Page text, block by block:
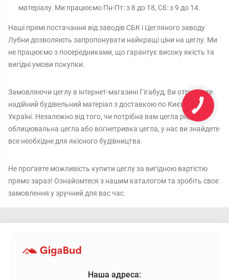
матеріалу. Ми працюємо Пн-Пт: з 8 до 18, Сб: з 9 до 14.
Наші прямі постачання від заводів СБК і Цегляного заводу
Лубни дозволяють запропонувати найкращі ціни на цеглу. Ми
не працюємо з посередниками, що гарантує високу якість та
вигідні умови покупки.
Замовляючи цеглу в інтернет-магазині Гігабуд, Ви отримуєте
надійний будівельний матеріал з доставкою по Києву та всій
Україні. Незалежно від того, чи потрібна вам цегла рядова,
облицювальна цегла або вогнетривка цегла, у нас ви знайдете
все необхідне для якісного будівництва.
Не проґавте можливість купити цеглу за вигідною вартістю
прямо зараз! Ознайомтеся з нашим каталогом та зробіть своє
замовлення у зручний для вас час.
Наша адреса: